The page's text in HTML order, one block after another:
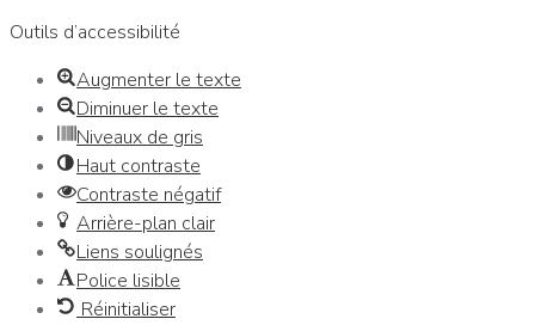
Outils d’accessibilité
Augmenter le texte
Diminuer le texte
Niveaux de gris
Haut contraste
Contraste négatif
Arrière-plan clair
Liens soulignés
Police lisible
Réinitialiser